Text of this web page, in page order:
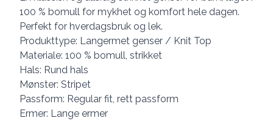
100 % bomull for mykhet og komfort hele dagen.
Perfekt for hverdagsbruk og lek.
Produkttype: Langermet genser / Knit Top
Materiale: 100 % bomull, strikket
Hals: Rund hals
Mønster: Stripet
Passform: Regular fit, rett passform
Ermer: Lange ermer